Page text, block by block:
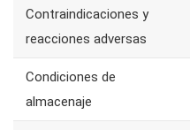
Contraindicaciones y
reacciones adversas
Condiciones de
almacenaje